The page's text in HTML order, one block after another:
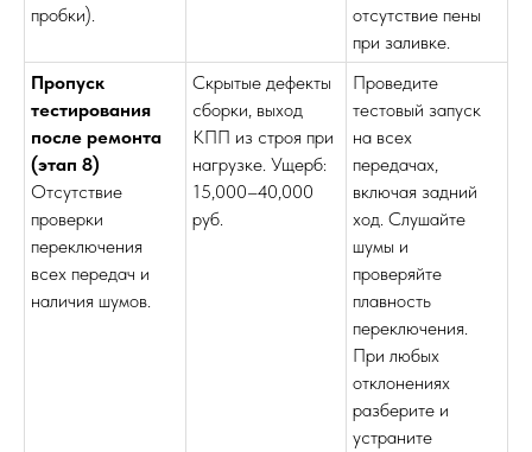
пробки).
отсутствие пены
при заливке.
Пропуск
тестирования
после ремонта
(этап 8)
Отсутствие
проверки
переключения
всех передач и
наличия шумов.
Скрытые дефекты
сборки, выход
КПП из строя при
нагрузке. Ущерб:
15,000–40,000
руб.
Проведите
тестовый запуск
на всех
передачах,
включая задний
ход. Слушайте
шумы и
проверяйте
плавность
переключения.
При любых
отклонениях
разберите и
устраните